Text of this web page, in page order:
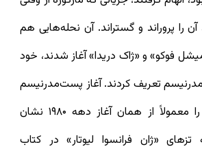
را پروراند و گستراند. آن نحله‌هایی هم
فوکو» و «ژاک دریدا» آغاز شدند، خود
تعریف کردند. آغاز پست‌مدرنیسم
(در کاربرد فلسفی) را معمولاً از همان آغاز دهه ۱۹۸۰ نشان
تزهای «ژان فرانسوا لیوتار» در کتاب